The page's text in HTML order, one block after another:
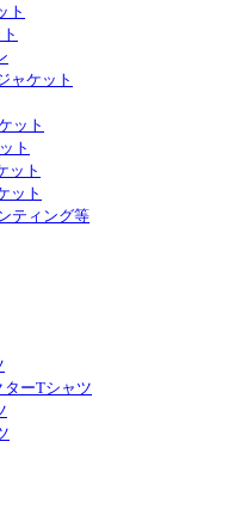
ト
ャケット
ット
ト
ット
ット
ティング等
ターTシャツ